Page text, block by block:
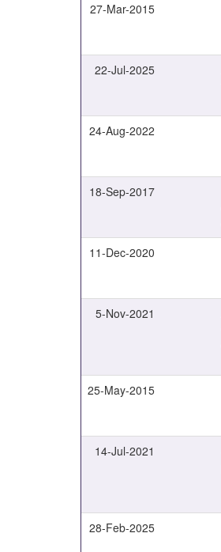
27-Mar-2015
22-Jul-2025
24-Aug-2022
18-Sep-2017
11-Dec-2020
5-Nov-2021
25-May-2015
14-Jul-2021
28-Feb-2025